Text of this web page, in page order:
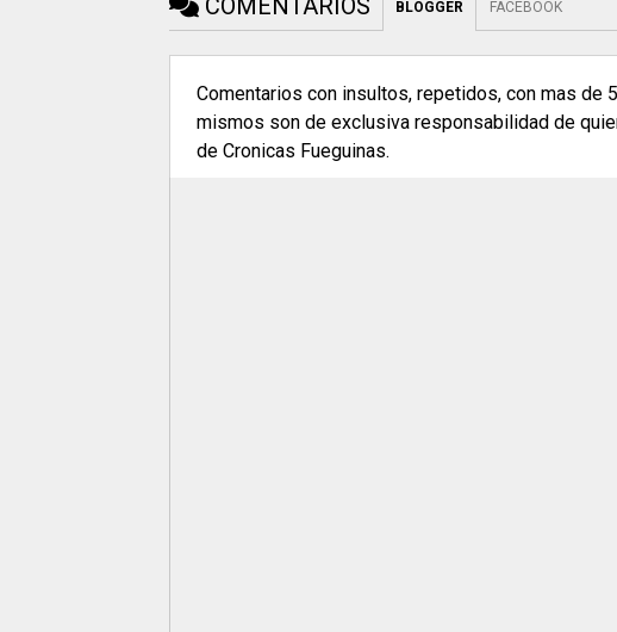
COMENTARIOS BLOGGER FACEBOOK
Comentarios con insultos, repetidos, con mas de
mismos son de exclusiva responsabilidad de
de Cronicas Fueguinas.